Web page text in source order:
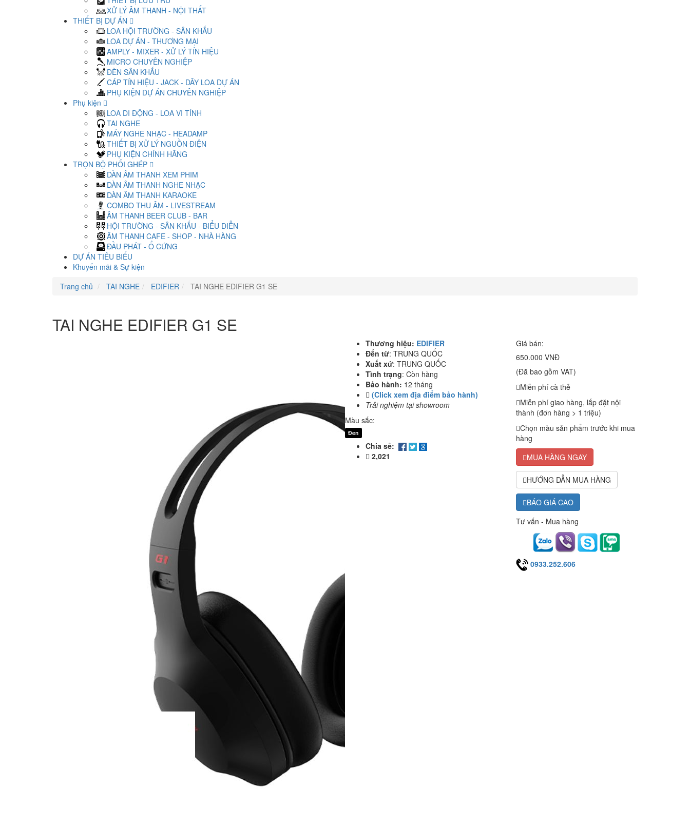
XỬ LÝ ÂM THANH - NỘI THẤT
THIẾT BỊ DỰ ÁN
LOA HỘI TRƯỜNG - SÂN KHẤU
LOA DỰ ÁN - THƯƠNG MẠI
AMPLY - MIXER - XỬ LÝ TÍN HIỆU
MICRO CHUYÊN NGHIỆP
ĐÈN SÂN KHẤU
CÁP TÍN HIỆU - JACK - DÂY LOA DỰ ÁN
PHỤ KIỆN DỰ ÁN CHUYÊN NGHIỆP
Phụ kiện
LOA DI ĐỘNG - LOA VI TÍNH
TAI NGHE
MÁY NGHE NHẠC - HEADAMP
THIẾT BỊ XỬ LÝ NGUỒN ĐIỆN
PHỤ KIỆN CHÍNH HÃNG
TRỌN BỘ PHỐI GHÉP
DÀN ÂM THANH XEM PHIM
DÀN ÂM THANH NGHE NHẠC
DÀN ÂM THANH KARAOKE
COMBO THU ÂM - LIVESTREAM
ÂM THANH BEER CLUB - BAR
HỘI TRƯỜNG - SÂN KHẤU - BIỂU DIỄN
ÂM THANH CAFE - SHOP - NHÀ HÀNG
ĐẦU PHÁT - Ổ CỨNG
DỰ ÁN TIÊU BIỂU
Khuyến mãi & Sự kiện
Trang chủ
TAI NGHE EDIFIER TAI NGHE EDIFIER G1 SE
TAI NGHE EDIFIER G1 SE
Thương hiệu: EDIFIER
Đến từ: TRUNG QUỐC
Xuất xứ: TRUNG QUỐC
Tình trạng: Còn hàng
Bảo hành: 12 tháng
(Click xem địa điểm bảo hành)
Trải nghiệm tại showroom
Màu sắc:
Đen
Chia sẻ:
2,021
Giá bán:
650.000 VNĐ
(Đã bao gồm VAT)
Miễn phí cà thẻ
Miễn phí giao hàng, lắp đặt nội
thành (đơn hàng > 1 triệu)
Chọn màu sản phẩm trước khi mua
hàng
MUA HÀNG NGAY
HƯỚNG DẪN MUA HÀNG
BÁO GIÁ CAO
Tư vấn - Mua hàng
0933.252.606